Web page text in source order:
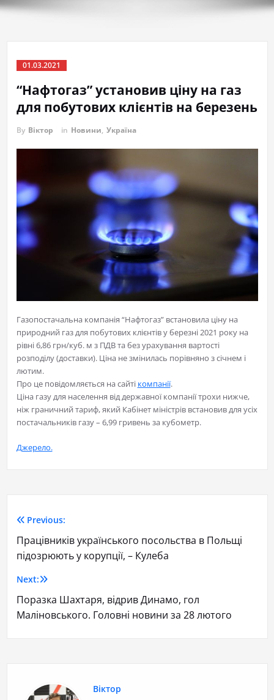
01.03.2021
“Нафтогаз” установив ціну на газ
для побутових клієнтів на березень
By Віктор in Новини, Україна
Газопостачальна компанія “Нафтогаз” встановила ціну на
природний газ для побутових клієнтів у березні 2021 року на
рівні 6,86 грн/куб. м з ПДВ та без урахування вартості
розподілу (доставки). Ціна не змінилась порівняно з січнем і
лютим.
Про це повідомляється на сайті компанії.
Ціна газу для населення від державної компанії трохи нижче,
ніж граничний тариф, який Кабінет міністрів встановив для усіх
постачальників газу – 6,99 гривень за кубометр.
Джерело.
Previous:
Працівників українського посольства в Польщі
підозрюють у корупції, – Кулеба
Next:
Поразка Шахтаря, відрив Динамо, гол
Маліновського. Головні новини за 28 лютого
Віктор